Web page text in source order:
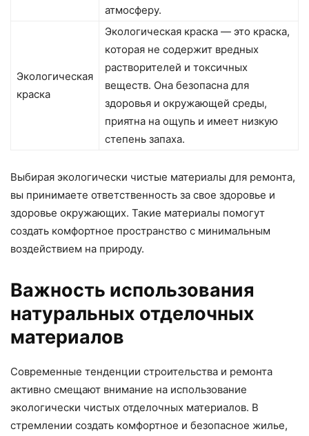
атмосферу.
Экологическая
краска
Экологическая краска — это краска,
которая не содержит вредных
растворителей и токсичных
веществ. Она безопасна для
здоровья и окружающей среды,
приятна на ощупь и имеет низкую
степень запаха.
Выбирая экологически чистые материалы для ремонта,
вы принимаете ответственность за свое здоровье и
здоровье окружающих. Такие материалы помогут
создать комфортное пространство с минимальным
воздействием на природу.
Важность использования
натуральных отделочных
материалов
Современные тенденции строительства и ремонта
активно смещают внимание на использование
экологически чистых отделочных материалов. В
стремлении создать комфортное и безопасное жилье,